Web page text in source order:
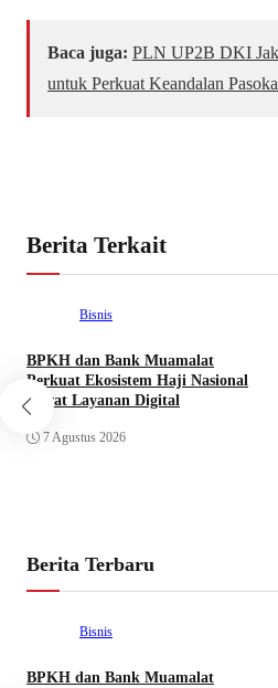
Baca juga: PLN UP2B DKI
untuk Perkuat Keandalan
Berita Terkait
Bisnis
BPKH dan Bank Muamalat
Perkuat Ekosistem Haji Nasional
Lewat Layanan Digital
7 Agustus 2026
Berita Terbaru
Bisnis
BPKH dan Bank Muamalat